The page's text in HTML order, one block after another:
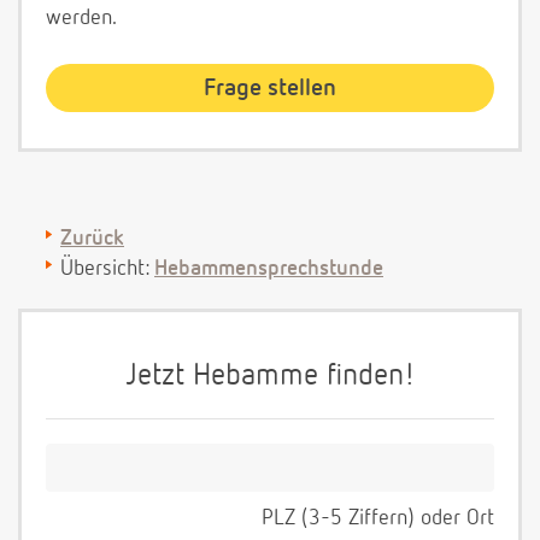
werden.
Zurück
Übersicht: Hebammensprechstunde
Jetzt Hebamme finden!
PLZ (3-5 Ziffern) oder Ort